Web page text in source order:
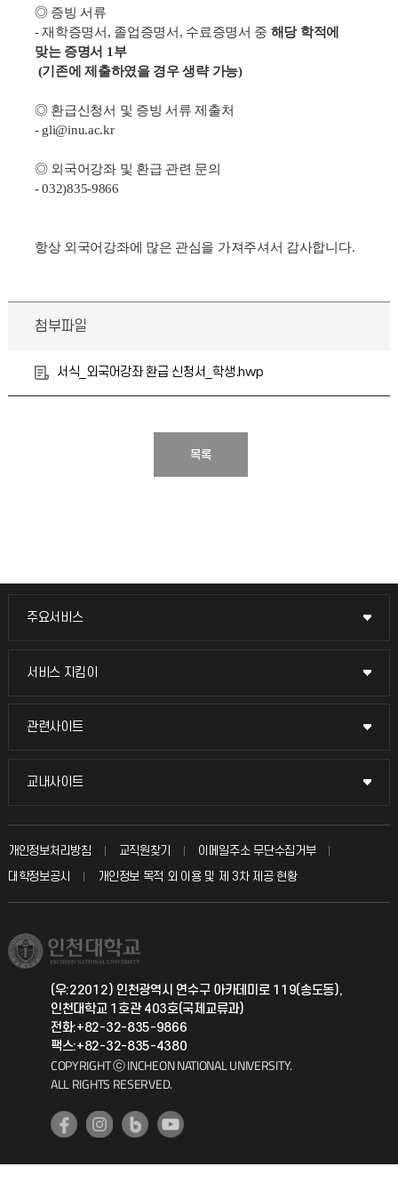
◎ 증빙 서류
- 재학증명서, 졸업증명서, 수료증명서 중 해당 학적에
맞는 증명서 1부
(기존에 제출하였을 경우 생략 가능)
◎ 환급신청서 및 증빙 서류 제출처
- gli@inu.ac.kr
◎ 외국어강좌 및 환급 관련 문의
- 032)835-9866
항상 외국어강좌에 많은 관심을 가져주셔서 감사합니다.
첨부파일
서식_외국어강좌 환급 신청서_학생.hwp
목록
주요서비스
주요서비스
교무회의방송
입학안내
취업정보(학생)
서비스 지킴이
서비스 지킴이
묻고 답하기
칭찬마당
학생서비스 지킴이
관련사이트
관련사이트
국방헬프콜
총동문회
교내사이트
교내사이트
교수회
교육혁신본부
국제지원과
공자아카데미
기초교육원
개인정보처리방침 교직원찾기
이메일주소 무단수집거부
대학정보공시
개인정보 목적 외 이용 및 제 3차 제공 현황
(우:22012) 인천광역시 연수구 아카데미로 119(송도동),
인천대학교 1호관 403호(국제교류과)
전화:+82-32-835-9866
팩스:+82-32-835-4380
COPYRIGHT ⓒ INCHEON NATIONAL UNIVERSITY.
ALL RIGHTS RESERVED.